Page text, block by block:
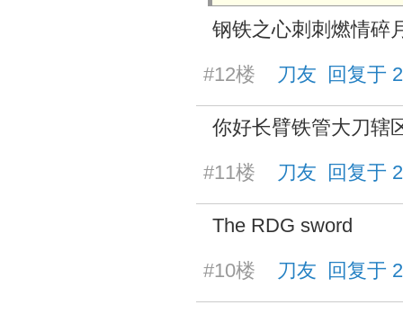
钢铁之心刺刺燃情碎
#12楼 刀友 回复于
你好长臂铁管大刀辖
#11楼 刀友 回复于
The RDG sword
#10楼 刀友 回复于